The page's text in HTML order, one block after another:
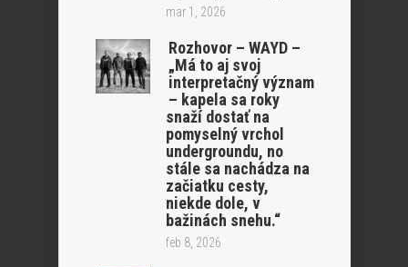
mar 1, 2026
Rozhovor – WAYD –
„Má to aj svoj
interpretačný význam
– kapela sa roky
snaží dostať na
pomyselný vrchol
undergroundu, no
stále sa nachádza na
začiatku cesty,
niekde dole, v
bažinách snehu.“
feb 8, 2026